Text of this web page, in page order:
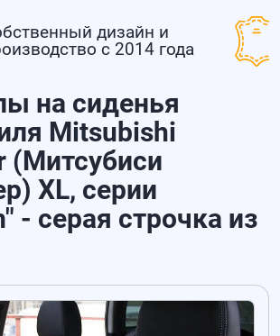
дизайн и
с 2014 года
на сиденья
Mitsubishi
(Митсубиси
XL, серии
- серая строчка из